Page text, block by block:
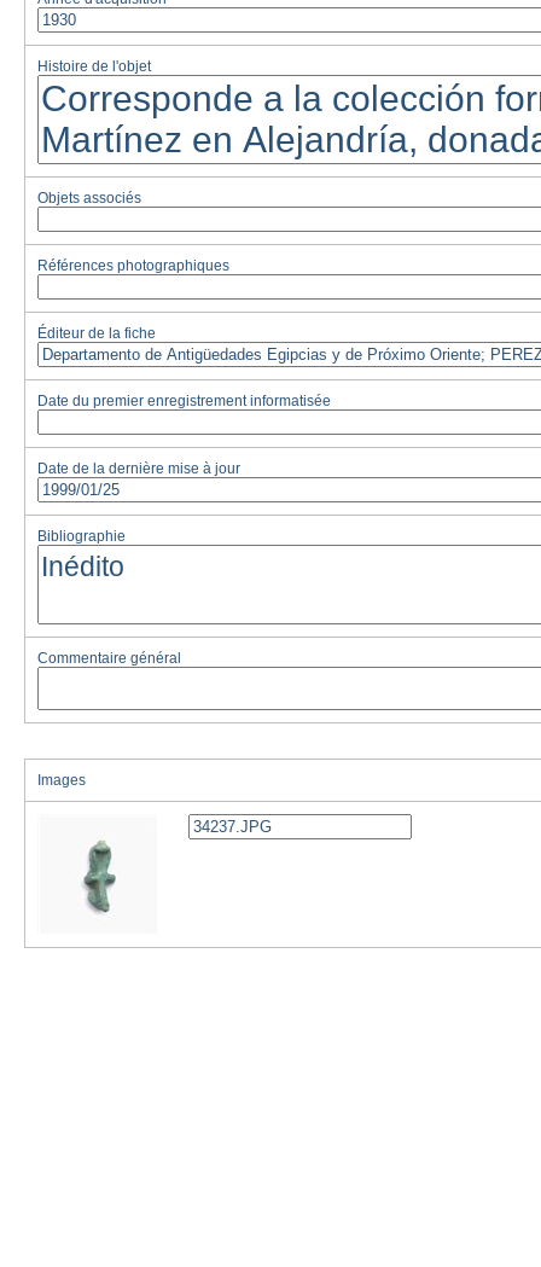
Histoire de l'objet
Objets associés
Références photographiques
Éditeur de la fiche
Date du premier enregistrement informatisée
Date de la dernière mise à jour
Bibliographie
Commentaire général
Images